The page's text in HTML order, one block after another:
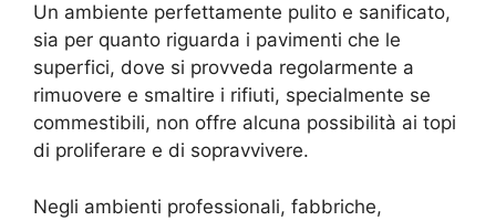
Un ambiente perfettamente pulito e sanificato,
sia per quanto riguarda i pavimenti che le
superfici, dove si provveda regolarmente a
rimuovere e smaltire i rifiuti, specialmente se
commestibili, non offre alcuna possibilità ai topi
di proliferare e di sopravvivere.
Negli ambienti professionali, fabbriche,